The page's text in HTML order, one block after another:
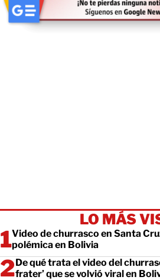
LO MÁS
Video de churrasco en Santa
polémica en Bolivia
De qué trata el video del
frater’ que se volvió viral en